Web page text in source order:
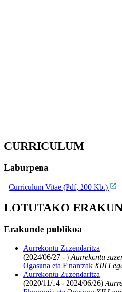
CURRICULUM
Laburpena
Curriculum Vitae (Pdf, 200 Kb.)
LOTUTAKO
Erakunde publikoa
Aurrekontu Zuzendaritza
(2024/06/27 - ) Aurrekontu
Ogasuna eta Finantzak XIII
Aurrekontu Zuzendaritza
(2020/11/14 - 2024/06/26)